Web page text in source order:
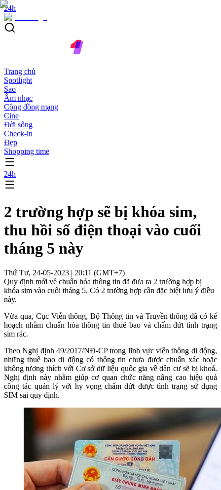
24h
Trang chủ
Spotlight
Sao
Âm nhạc
Cộng đồng mạng
Cine
Đời sống
Check-in
Đẹp
Shopping time
24h
2 trường hợp sẽ bị khóa sim,
thu hồi số điện thoại vào cuối
tháng 5 này
Thứ Tư, 24-05-2023 | 20:11 (GMT+7)
Quy định mới về chuẩn hóa thông tin đã đưa ra 2 trường hợp bị
khóa sim vào cuối tháng 5. Có 2 trường hợp cần đặc biệt lưu ý điều
này.
Vừa qua, Cục Viễn thông, Bộ Thông tin và Truyền thông đã có kế
hoạch nhằm chuẩn hóa thông tin thuê bao và chấm dứt tình trạng
sim rác.
Theo Nghị định 49/2017/NĐ-CP trong lĩnh vực viễn thông di động,
những thuê bao di động có thông tin chưa được chuẩn xác hoặc
không tương thích với Cơ sở dữ liệu quốc gia về dân cư sẽ bị khoá.
Nghị định này nhằm giúp cơ quan chức năng nâng cao hiệu quả
công tác quản lý với hy vọng chấm dứt được tình trạng sử dụng
SIM sai quy định.